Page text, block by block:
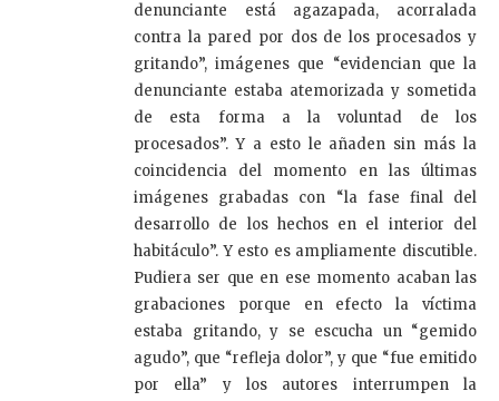
denunciante está agazapada, acorralada
contra la pared por dos de los procesados y
gritando”, imágenes que “evidencian que la
denunciante estaba atemorizada y sometida
de esta forma a la voluntad de los
procesados”. Y a esto le añaden sin más la
coincidencia del momento en las últimas
imágenes grabadas con “la fase final del
desarrollo de los hechos en el interior del
habitáculo”. Y esto es ampliamente discutible.
Pudiera ser que en ese momento acaban las
grabaciones porque en efecto la víctima
estaba gritando, y se escucha un “gemido
agudo”, que “refleja dolor”, y que “fue emitido
por ella” y los autores interrumpen la